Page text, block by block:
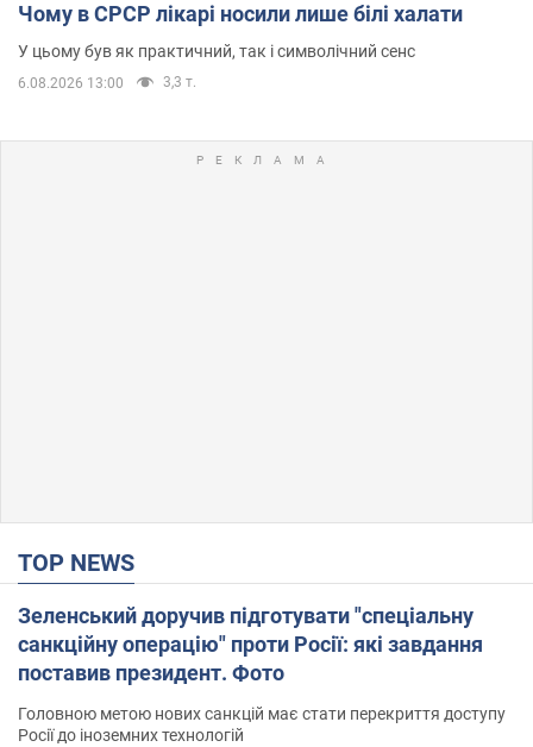
Чому в СРСР лікарі носили лише білі халати
У цьому був як практичний, так і символічний сенс
6.08.2026 13:00 3,3 т.
TOP NEWS
Зеленський доручив підготувати "спеціальну
санкційну операцію" проти Росії: які завдання
поставив президент. Фото
Головною метою нових санкцій має стати перекриття доступу
Росії до іноземних технологій